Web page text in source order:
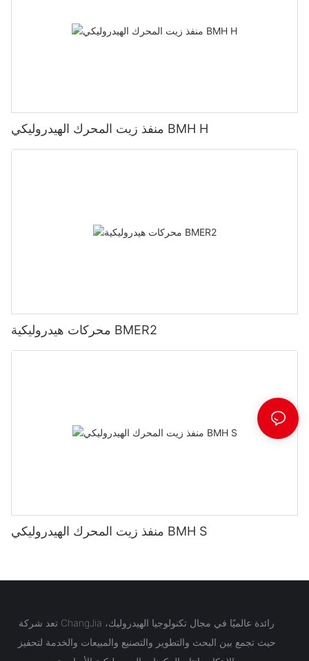
منفذ زيت المحرك الهيدروليكي BMH H
محركات هيدروليكية BMER2
منفذ زيت المحرك الهيدروليكي BMH S
تعد شركة ChangJia رائدة عالميًا في مجال تكنولوجيا الهيدروليك،
حيث تجمع بين البحث والتطوير والتصنيع والمبيعات والخدمة لتحفيز